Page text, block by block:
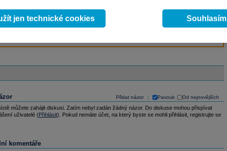
avaluace, ekonomické fundamenty více
Přidat názor Pavouk Od nejnovějších
můžete zahájit diskusi. Zatím nebyl zadán žádný názor. Do diskuse mohou přispívat
uživatelé (Přihlásit). Pokud nemáte účet, na který byste se mohli přihlásit, registrujte se
komentáře
jen technické cookies Souhlasím